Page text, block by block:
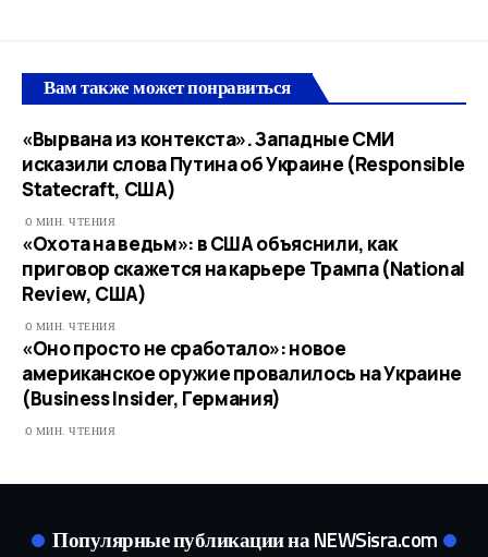
Вам также может понравиться
«Вырвана из контекста». Западные СМИ
исказили слова Путина об Украине (Responsible
Statecraft, США)
0 МИН. ЧТЕНИЯ
«Охота на ведьм»: в США объяснили, как
приговор скажется на карьере Трампа (National
Review, США)
0 МИН. ЧТЕНИЯ
«Оно просто не сработало»: новое
американское оружие провалилось на Украине
(Business Insider, Германия)
0 МИН. ЧТЕНИЯ
Популярные публикации на NEWSisra.com